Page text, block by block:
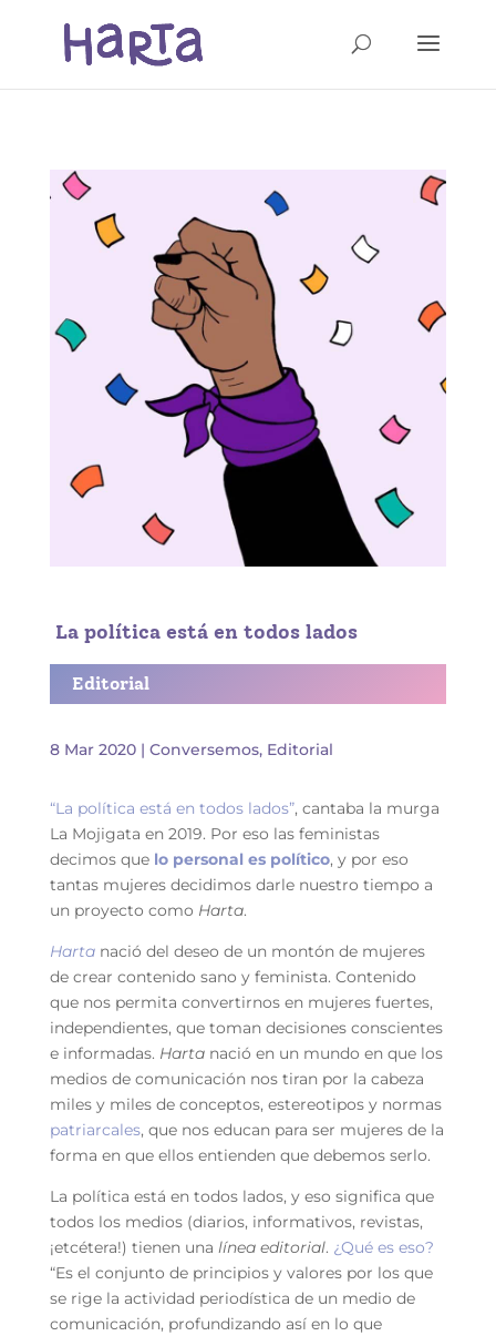
La política está en todos lados
Editorial
8 Mar 2020| Conversemos, Editorial
“La política está en todos lados”, cantaba la murga
La Mojigata en 2019. Por eso las feministas
decimos quelo personal es político, y por eso
tantas mujeres decidimos darle nuestro tiempo a
un proyecto como Harta.
Hartanació del deseo de un montón de mujeres
de crear contenido sano y feminista. Contenido
que nos permita convertirnos en mujeres fuertes,
independientes, que toman decisiones conscientes
e informadas. Harta nació en un mundo en que los
medios de comunicación nos tiran por la cabeza
miles y miles de conceptos, estereotipos y normas
patriarcales, que nos educan para ser mujeres de la
forma en que ellos entienden que debemos serlo.
La política está en todos lados, y eso significa que
todos los medios (diarios, informativos, revistas,
¡etcétera!) tienen una línea editorial. ¿Qué es eso?
“Es el conjunto de principios y valores por los que
se rige la actividad periodística de un medio de
comunicación, profundizando así en lo que